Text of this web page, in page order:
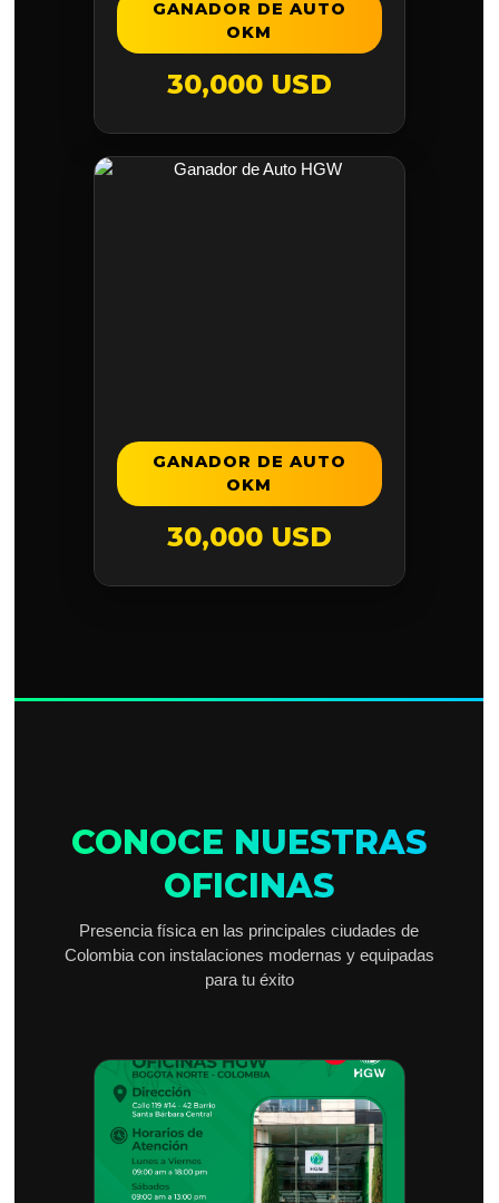
GANADOR DE AUTO
OKM
30,000 USD
GANADOR DE AUTO
OKM
30,000 USD
CONOCE NUESTRAS
OFICINAS
Presencia física en las principales ciudades de
Colombia con instalaciones modernas y equipadas
para tu éxito